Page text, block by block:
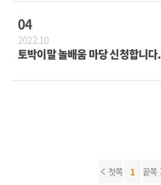
04
2022.10
토박이말 놀배움 마당 신청합니다.
첫쪽 1 끝쪽